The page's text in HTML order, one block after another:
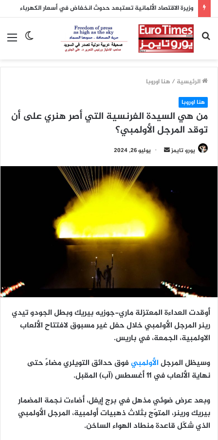
وزيرة الاقتصاد الألمانية تستبعد حدوث انخفاض في أسعار الكهرباء
الوضع
بحث
عن
الرئيسية / هنا اوروبا
هنا اوروبا
من هي السيدة الفرنسية التي أصر هنري على أن
توقد المرجل الأولمبي؟
يورو تايمز
أرسل يوليو 26, 2024
أوقدت العداءة المعتزلة ماري-جوزيه بيريك وبطل الجودو تيدي
رينر المرجل الأولمبي خلال حفل غير مسبوق لافتتاح الألعاب
الاولمبية، الجمعة، في باريس.
وسيظل المرجلالأولمبيفوق حدائق التويلري مضاءً حتى
نهاية الألعاب في 11 أغسطس (آب) المقبل.
وبعد عرض ضوئي مذهل في برج إيفل، أضاءت نجمة المضمار
بيريك ورينر، المتوّج بثلاث ذهبيات أولمبية، المرجل الأولمبي
الذي شكّل قاعدة منطاد الهواء الساخن.